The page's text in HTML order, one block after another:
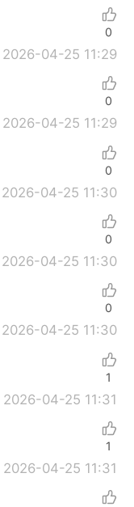
2026-04-25 11:29
0
2026-04-25 11:29
0
2026-04-25 11:30
0
2026-04-25 11:30
0
2026-04-25 11:30
0
2026-04-25 11:31
1
2026-04-25 11:31
1